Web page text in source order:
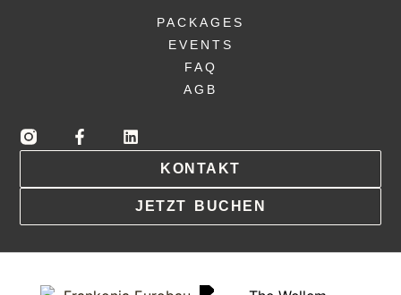
PACKAGES
EVENTS
FAQ
AGB
JETZT BUCHEN
KONTAKT